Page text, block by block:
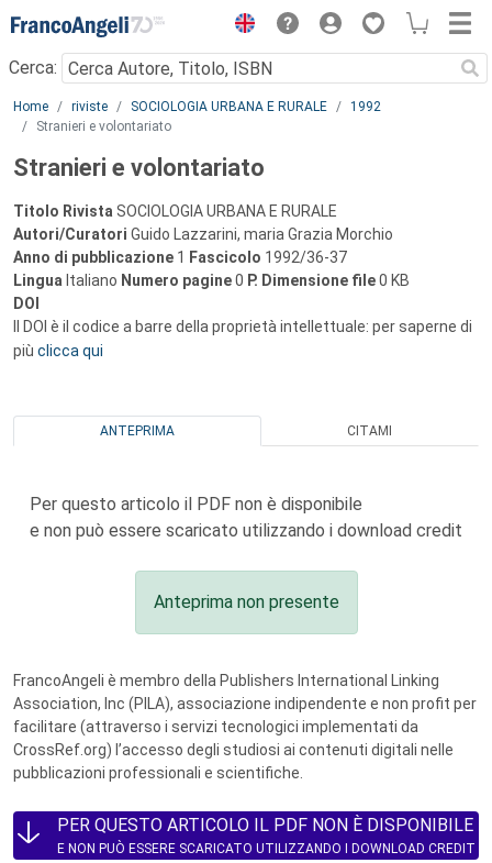
Menu
Cerca:
Main content
Home riviste SOCIOLOGIA URBANA E RURALE
1992
Stranieri e volontariato
Stranieri e volontariato
Titolo Rivista SOCIOLOGIA URBANA E RURALE
Autori/Curatori Guido Lazzarini, maria Grazia Morchio
Anno di pubblicazione 1 Fascicolo 1992/36-37
Lingua Italiano Numero pagine0 P. Dimensione file0 KB
DOI
Il DOI è il codice a barre della proprietà intellettuale: per saperne di
più clicca qui
ANTEPRIMA CITAMI
Per questo articolo il PDF non è disponibile
e non può essere scaricato utilizzando i download credit
Anteprima non presente
FrancoAngeli è membro della Publishers International Linking
Association, Inc (PILA), associazione indipendente e non profit per
facilitare (attraverso i servizi tecnologici implementati da
CrossRef.org) l’accesso degli studiosi ai contenuti digitali nelle
pubblicazioni professionali e scientifiche.
PER QUESTO ARTICOLO IL PDF NON È DISPONIBILE
E NON PUÒ ESSERE SCARICATO UTILIZZANDO I DOWNLOAD CREDIT